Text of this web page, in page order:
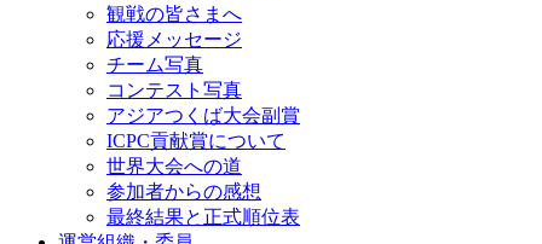
観戦の皆さまへ
応援メッセージ
チーム写真
コンテスト写真
アジアつくば大会副賞
ICPC貢献賞について
世界大会への道
参加者からの感想
最終結果と正式順位表